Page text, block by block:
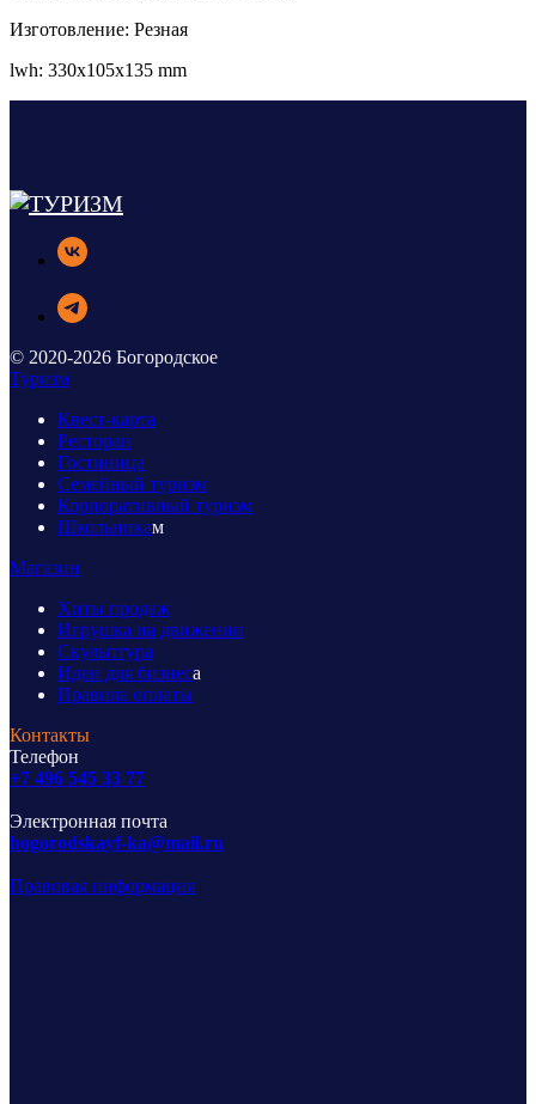
Изготовление: Резная
lwh: 330x105x135 mm
© 2020-2026 Богородское
Туризм
Квест-карта
Ресторан
Гостиница
Семейный туризм
Корпоративный туризм
Школьникам
Магазин
Хиты продаж
Игрушка на движении
Скульптура
Идеи для бизнеса
Правила оплаты
Контакты
Телефон
+7 496 545 33 77
Электронная почта
bogorodskayf-ka@mail.ru
Правовая информация